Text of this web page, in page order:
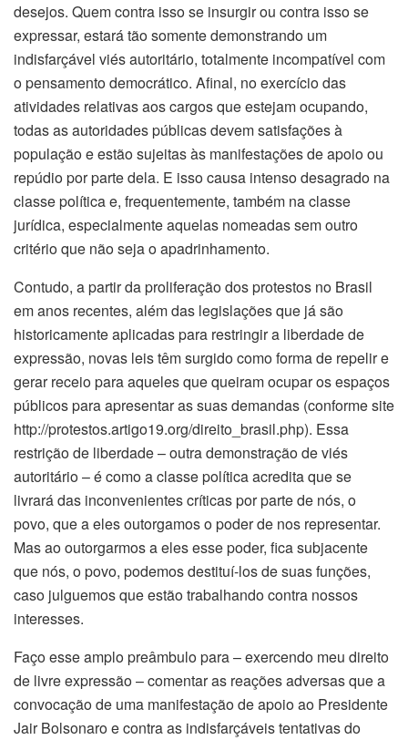
desejos. Quem contra isso se insurgir ou contra isso se
expressar, estará tão somente demonstrando um
indisfarçável viés autoritário, totalmente incompatível com
o pensamento democrático. Afinal, no exercício das
atividades relativas aos cargos que estejam ocupando,
todas as autoridades públicas devem satisfações à
população e estão sujeitas às manifestações de apoio ou
repúdio por parte dela. E isso causa intenso desagrado na
classe política e, frequentemente, também na classe
jurídica, especialmente aquelas nomeadas sem outro
critério que não seja o apadrinhamento.
Contudo, a partir da proliferação dos protestos no Brasil
em anos recentes, além das legislações que já são
historicamente aplicadas para restringir a liberdade de
expressão, novas leis têm surgido como forma de repelir e
gerar receio para aqueles que queiram ocupar os espaços
públicos para apresentar as suas demandas (conforme site
http://protestos.artigo19.org/direito_brasil.php). Essa
restrição de liberdade – outra demonstração de viés
autoritário – é como a classe política acredita que se
livrará das inconvenientes críticas por parte de nós, o
povo, que a eles outorgamos o poder de nos representar.
Mas ao outorgarmos a eles esse poder, fica subjacente
que nós, o povo, podemos destituí-los de suas funções,
caso julguemos que estão trabalhando contra nossos
interesses.
Faço esse amplo preâmbulo para – exercendo meu direito
de livre expressão – comentar as reações adversas que a
convocação de uma manifestação de apoio ao Presidente
Jair Bolsonaro e contra as indisfarçáveis tentativas do